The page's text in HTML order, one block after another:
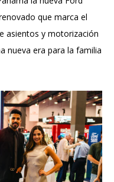
que marca el
asientos y motorización
nueva era para la familia